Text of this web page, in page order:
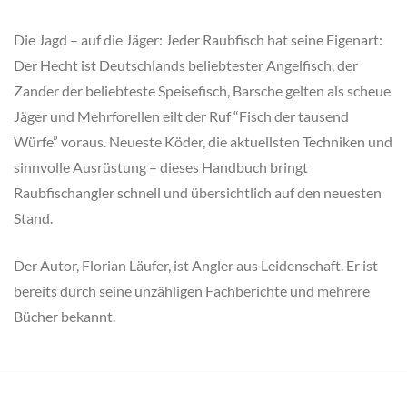
Die Jagd – auf die Jäger: Jeder Raubfisch hat seine Eigenart:
Der Hecht ist Deutschlands beliebtester Angelfisch, der
Zander der beliebteste Speisefisch, Barsche gelten als scheue
Jäger und Mehrforellen eilt der Ruf “Fisch der tausend
Würfe” voraus. Neueste Köder, die aktuellsten Techniken und
sinnvolle Ausrüstung – dieses Handbuch bringt
Raubfischangler schnell und übersichtlich auf den neuesten
Stand.
Der Autor, Florian Läufer, ist Angler aus Leidenschaft. Er ist
bereits durch seine unzähligen Fachberichte und mehrere
Bücher bekannt.